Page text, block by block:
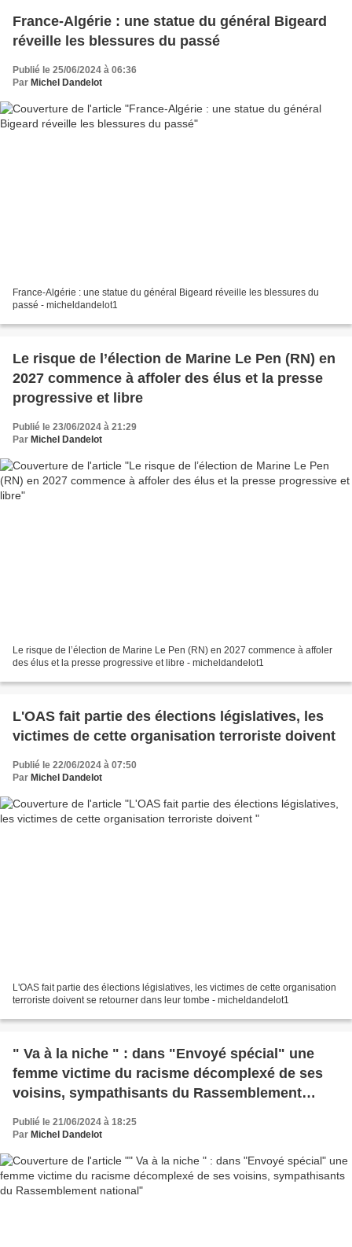
France-Algérie : une statue du général Bigeard
réveille les blessures du passé
Publié le 25/06/2024 à 06:36
Par Michel Dandelot
France-Algérie : une statue du général Bigeard réveille les blessures du
passé - micheldandelot1
Le risque de l’élection de Marine Le Pen (RN) en
2027 commence à affoler des élus et la presse
progressive et libre
Publié le 23/06/2024 à 21:29
Par Michel Dandelot
Le risque de l’élection de Marine Le Pen (RN) en 2027 commence à affoler
des élus et la presse progressive et libre - micheldandelot1
L'OAS fait partie des élections législatives, les
victimes de cette organisation terroriste doivent
Publié le 22/06/2024 à 07:50
Par Michel Dandelot
L'OAS fait partie des élections législatives, les victimes de cette organisation
terroriste doivent se retourner dans leur tombe - micheldandelot1
" Va à la niche " : dans "Envoyé spécial" une
femme victime du racisme décomplexé de ses
voisins, sympathisants du Rassemblement
national
Publié le 21/06/2024 à 18:25
Par Michel Dandelot